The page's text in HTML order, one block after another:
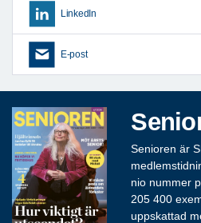
LinkedIn
E-post
Senioren är
nio nummer
205 400
uppskattad